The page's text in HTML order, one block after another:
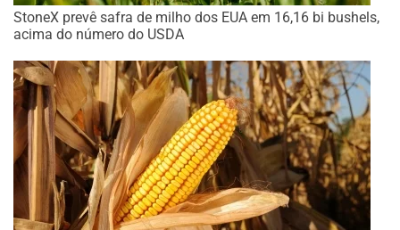
StoneX prevê safra de milho dos EUA em 16,16 bi bushels,
acima do número do USDA